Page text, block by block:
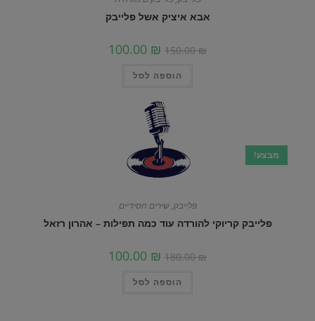
אבא איציק אשל פלייבק
150.00₪
100.00 ₪
הוספה לסל
מבצע!
פלייבק,שירים חסידיים
פלייבק קריוקי להורדה עוד כמה תפילות – אהרון רזאל
180.00₪
100.00 ₪
הוספה לסל